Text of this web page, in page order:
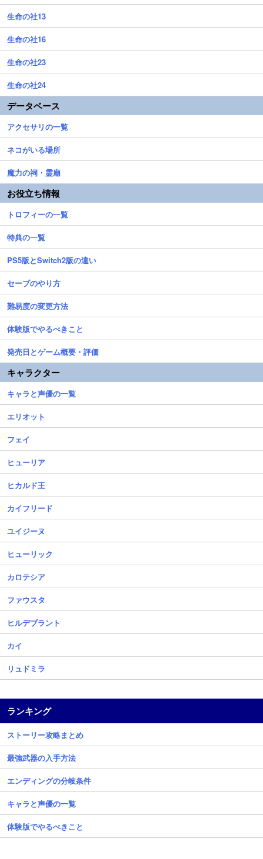
生命の社13
生命の社16
生命の社23
生命の社24
データベース
アクセサリの一覧
ネコがいる場所
魔力の祠・霊廟
お役立ち情報
トロフィーの一覧
特典の一覧
PS5版とSwitch2版の違い
セーブのやり方
難易度の変更方法
体験版でやるべきこと
発売日とゲーム概要・評価
キャラクター
キャラと声優の一覧
エリオット
フェイ
ヒューリア
ヒカルド王
カイフリード
ユイジーヌ
ヒューリック
カロテシア
ファウスタ
ヒルデブラント
カイ
リュドミラ
ランキング
ストーリー攻略まとめ
最強武器の入手方法
エンディングの分岐条件
キャラと声優の一覧
体験版でやるべきこと